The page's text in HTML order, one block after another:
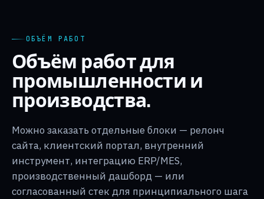
ОБЪЁМ РАБОТ
Объём работ для
промышленности и
производства.
Можно заказать отдельные блоки — релонч
сайта, клиентский портал, внутренний
инструмент, интеграцию ERP/MES,
производственный дашборд — или
согласованный стек для принципиального шага